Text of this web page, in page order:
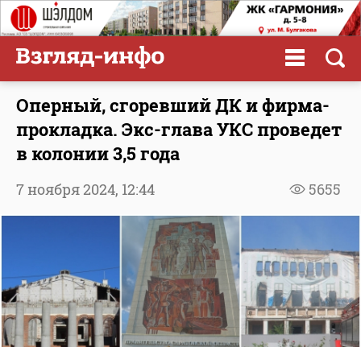
Оперный, сгоревший ДК и фирма-
прокладка. Экс-глава УКС проведет
в колонии 3,5 года
5655
7 ноября 2024, 12:44